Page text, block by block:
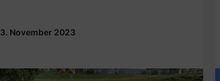
3. November 2023